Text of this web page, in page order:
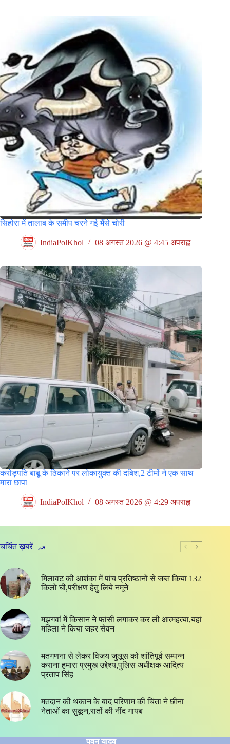
सिहोरा में तालाब के समीप चरने गई भैंसे चोरी
IndiaPolKhol 08 अगस्त 2026 @ 4:45 अपराह्न
करोड़पति बाबू के ठिकाने पर लोकायुक्त की दबिश,2 टीमों ने एक साथ
मारा छापा
IndiaPolKhol 08 अगस्त 2026 @ 4:29 अपराह्न
चर्चित ख़बरें
मिलावट की आशंका में पांच प्रतिष्ठानों से जब्त किया 132
किलो घी,परीक्षण हेतु लिये नमूने
मझगवां में किसान ने फांसी लगाकर कर ली आत्महत्या,यहां
महिला ने किया जहर सेवन
मतगणना से लेकर विजय जुलूस को शांतिपूर्व सम्पन्न
कराना हमारा प्रमुख उद्देश्य,पुलिस अधीक्षक आदित्य
प्रताप सिंह
मतदान की थकान के बाद परिणाम की चिंता ने छीना
नेताओं का सुकून,रातों की नींद गायब
पवन यादव